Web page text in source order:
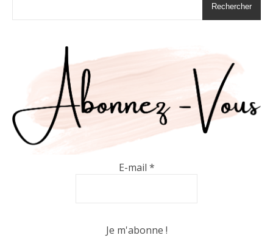
Rechercher
E-mail *